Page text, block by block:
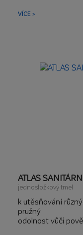
kritické podklady,
VÍCE >
ATLAS
jednosložkový tmel
k utěsňování
pružný
odolnost vůči